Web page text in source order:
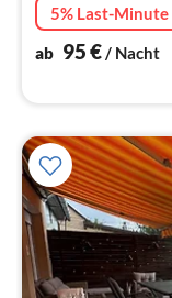
super !
5% Last-Minute
ab 95€/ Nacht